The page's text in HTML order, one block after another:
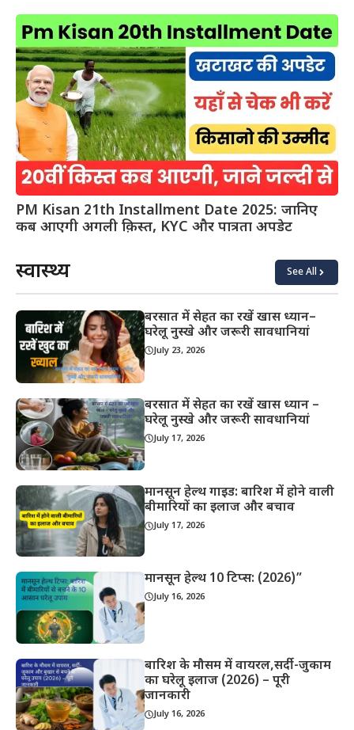
PM Kisan 21th Installment Date 2025: जानिए
कब आएगी अगली क़िस्त, KYC और पात्रता अपडेट
स्वास्थ्य See All
बरसात में सेहत का रखें खास ध्यान–
घरेलू नुस्खे और जरूरी सावधानियां
July 23, 2026
बरसात में सेहत का रखें खास ध्यान –
घरेलू नुस्खे और जरूरी सावधानियां
July 17, 2026
मानसून हेल्थ गाइड: बारिश में होने वाली
बीमारियों का इलाज और बचाव
July 17, 2026
मानसून हेल्थ 10 टिप्स: (2026)”
July 16, 2026
बारिश के मौसम में वायरल,सर्दी-जुकाम
का घरेलू इलाज (2026) – पूरी
जानकारी
July 16, 2026